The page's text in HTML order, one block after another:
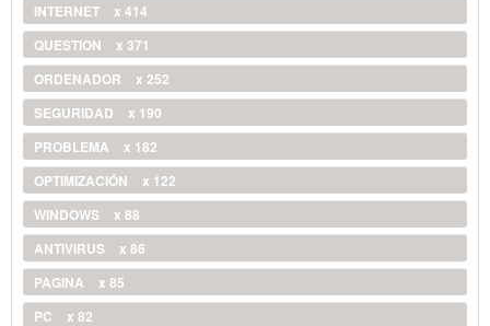
INTERNET
x 414
QUESTION
x 371
ORDENADOR
x 252
SEGURIDAD
x 190
PROBLEMA
x 182
OPTIMIZACIÓN
x 122
WINDOWS
x 88
ANTIVIRUS
x 86
PAGINA
x 85
PC
x 82